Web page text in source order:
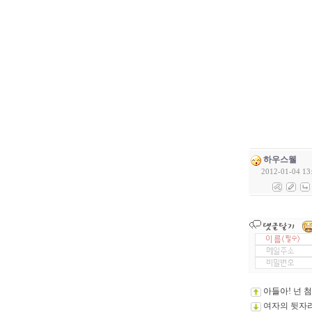
하우스웰
2012-01-04
아들아! 넌
여자의 뒷자